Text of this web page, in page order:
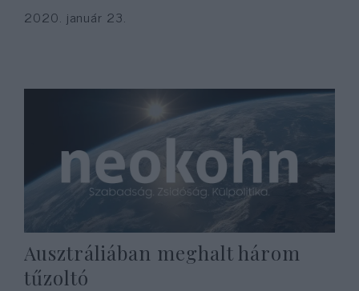
2020. január 23.
Ausztráliában meghalt három
tűzoltó